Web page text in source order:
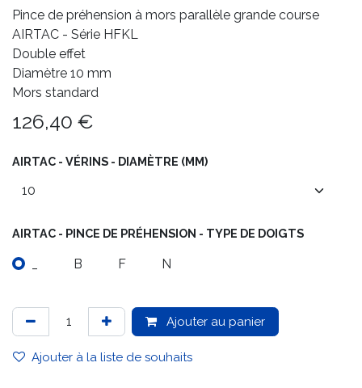
Pince de préhension à mors parallèle grande course
AIRTAC - Série HFKL
Double effet
Diamètre 10 mm
Mors standard
126,40 €
AIRTAC - VÉRINS - DIAMÈTRE (MM)
AIRTAC - PINCE DE PRÉHENSION - TYPE DE DOIGTS
B F N
Ajouter au panier
Ajouter à la liste de souhaits